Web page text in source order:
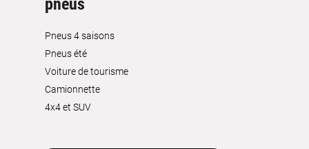
pneus
Pneus 4 saisons
Pneus été
Voiture de tourisme
Camionnette
4x4 et SUV